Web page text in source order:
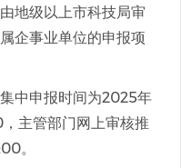
地级以上市科技局审
企事业单位的申报项
中申报时间为2025年
主管部门网上审核推
。